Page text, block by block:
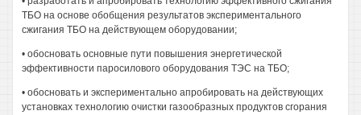
ТБО на основе обобщения результатов экспериментального
сжигания ТБО на действующем оборудовании;
• обосновать основные пути повышения энергетической
эффективности паросилового оборудования ТЭС на ТБО;
• обосновать и экспериментально апробировать на действующих
установках технологию очистки газообразных продуктов сгорания